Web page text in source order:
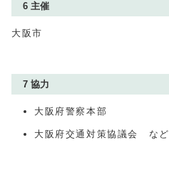
6 主催
大阪市
7 協力
大阪府警察本部
大阪府交通対策協議会 など